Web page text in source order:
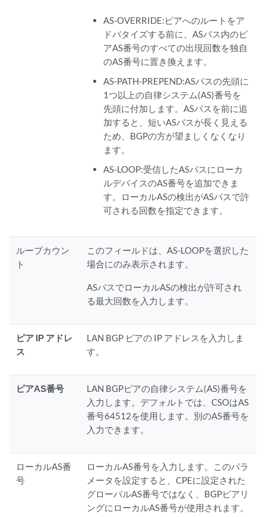
AS-OVERRIDE:ピアへのルートをア
ドバタイズする前に、ASパス内のピ
アAS番号のすべての出現回数を独自
のAS番号に置き換えます。
AS-PATH-PREPEND:ASパスの先頭に
1つ以上の自律システム(AS)番号を
先頭に付加します。ASパスを前に追
加すると、短いASパスが長く見える
ため、BGPの方が望ましくなくなり
ます。
AS-LOOP:受信したASパスにローカ
ルデバイスのAS番号を追加できま
す。ローカルASの検出がASパスで許
可される回数を指定できます。
ループカウン
ト
このフィールドは、AS-LOOPを選択した
場合にのみ表示されます。
ASパスでローカルASの検出が許可され
る最大回数を入力します。
ピア IP アドレ
ス
LAN BGP ピアの IP アドレスを入力しま
す。
ピアAS番号
LAN BGPピアの自律システム(AS)番号を
入力します。デフォルトでは、CSOはAS
番号64512を使用します。別のAS番号を
入力できます。
ローカルAS番
号
ローカルAS番号を入力します。このパラ
メータを設定すると、CPEに設定された
グローバルAS番号ではなく、BGPピアリ
ングにローカルAS番号が使用されます。